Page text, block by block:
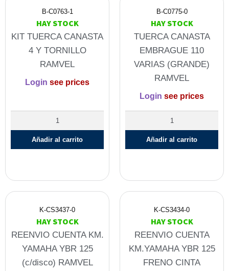
B-C0763-1
HAY STOCK
KIT TUERCA CANASTA
4 Y TORNILLO
RAMVEL
Login see prices
Añadir al carrito
B-C0775-0
HAY STOCK
TUERCA CANASTA
EMBRAGUE 110
VARIAS (GRANDE)
RAMVEL
Login see prices
Añadir al carrito
K-CS3437-0
HAY STOCK
REENVIO CUENTA KM.
YAMAHA YBR 125
(c/disco) RAMVEL
K-CS3434-0
HAY STOCK
REENVIO CUENTA
KM.YAMAHA YBR 125
FRENO CINTA